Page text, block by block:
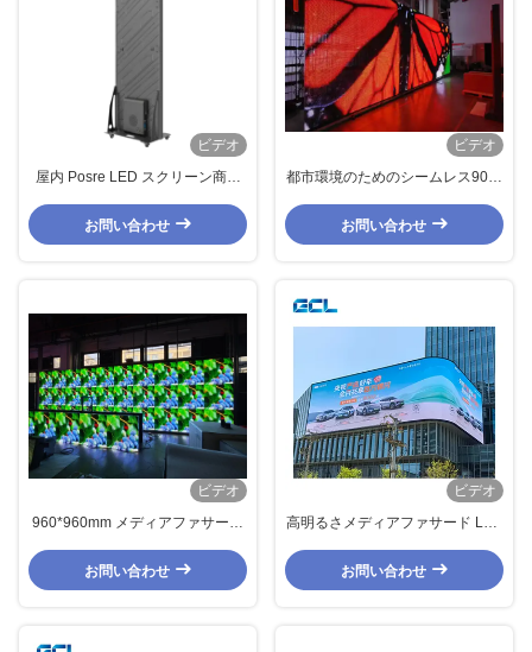
ビデオ
屋内 Posre LED スクリーン商業
640*1920mm 深センの高品質
お問い合わせ
ビデオ
都市環境のためのシームレス90度
5500nitsの明るさ
お問い合わせ
ビデオ
960*960mm メディアファサード
6500nits、IP65 保護、屋外使用向
け 3840Hz リフレッシュレート
お問い合わせ
ビデオ
高明るさメディアファサード LED
Nationstarチップ
お問い合わせ